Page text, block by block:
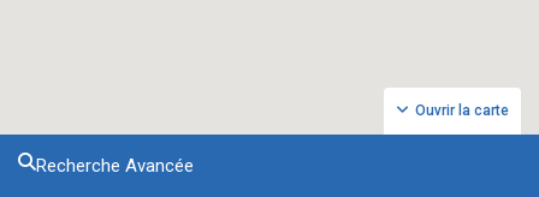
Ouvrir la carte
Recherche Avancée